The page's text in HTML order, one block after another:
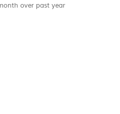
over past year